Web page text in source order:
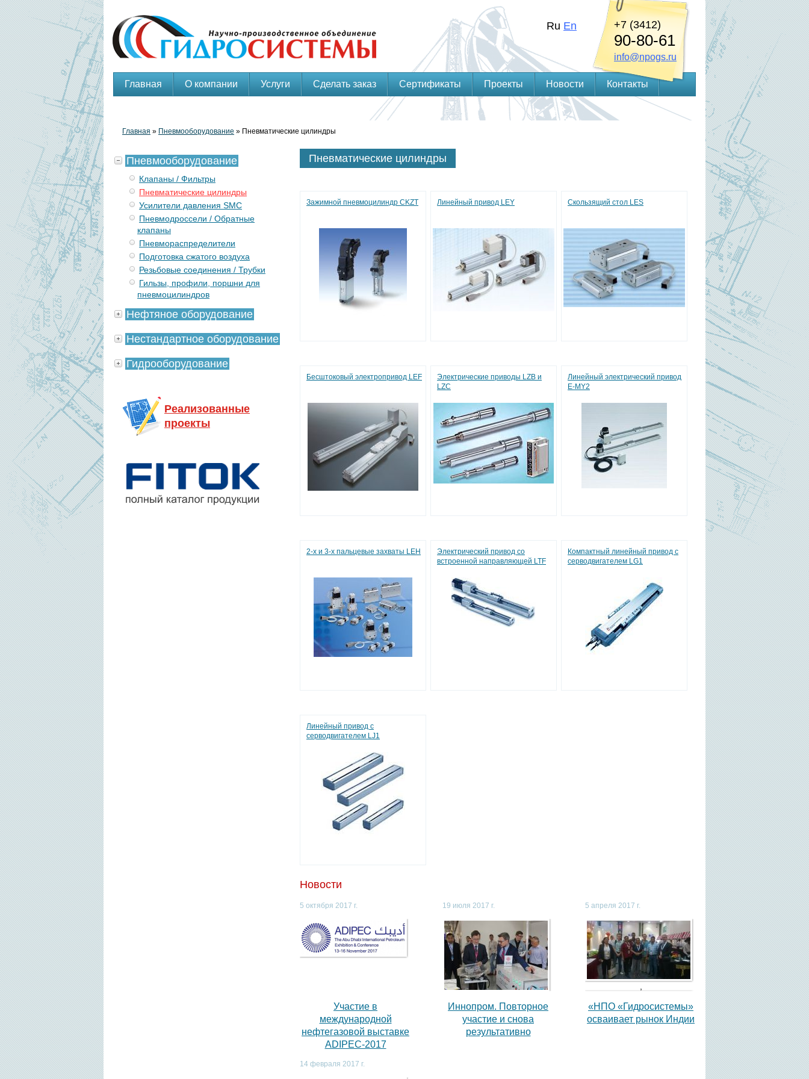
Главная О компании Услуги Сделать заказ Сертификаты Проекты Новости Контакты
Ru En +7 (3412)
90-80-61
info@npogs.ru
Главная » Пневмооборудование » Пневматические цилиндры
Пневматические цилиндры
Зажимной пневмоцилиндр CKZT Линейный привод LEY Скользящий стол LES
Бесштоковый электропривод LEF
Электрические приводы LZB и
LZC
Линейный электрический привод
E-MY2
2-х и 3-х пальцевые захваты LEH
Электрический привод со
встроенной направляющей LTF
Компактный линейный привод с
серводвигателем LG1
Линейный привод с
серводвигателем LJ1
Новости
5 октября 2017 г.
Участие в
международной
нефтегазовой выставке
ADIPEC-2017
19 июля 2017 г.
Иннопром. Повторное
участие и снова
результативно
5 апреля 2017 г.
«НПО «Гидросистемы»
осваивает рынок Индии
14 февраля 2017 г.
Пневмооборудование
Клапаны / Фильтры
Пневматические цилиндры
Усилители давления SMC
Пневмодроссели / Обратные
клапаны
Пневмораспределители
Подготовка сжатого воздуха
Резьбовые соединения / Трубки
Гильзы, профили, поршни для
пневмоцилиндров
Нефтяное оборудование
Нестандартное оборудование
Гидрооборудование
Реализованные
проекты